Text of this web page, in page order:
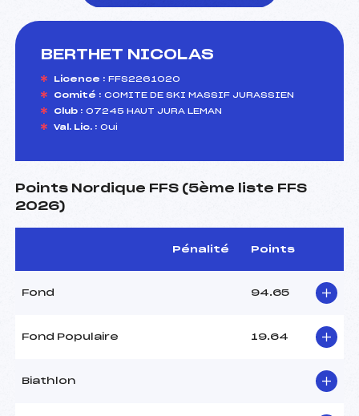
BERTHET NICOLAS
Licence : FFS2261020
Comité : COMITE DE SKI MASSIF JURASSIEN
Club : 07245 HAUT JURA LEMAN
Val. Lic. : Oui
Points Nordique FFS (5ème liste FFS
2026)
Pénalité Points
Fond 94.65
Fond Populaire 19.64
Biathlon